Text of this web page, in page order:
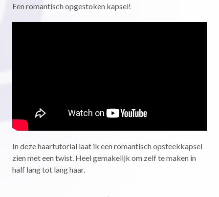
Een romantisch opgestoken kapsel!
In deze haartutorial laat ik een romantisch opsteekkapsel
zien met een twist. Heel gemakelijk om zelf te maken in
half lang tot lang haar.